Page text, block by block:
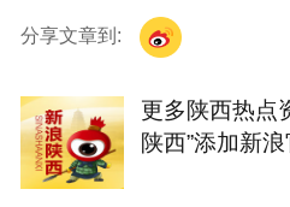
分享文章到:
更多陕西热点
陕西”添加新浪